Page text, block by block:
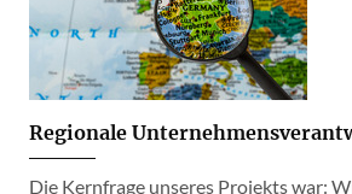
Regionale
Die Kernfrage unseres Projekts war: